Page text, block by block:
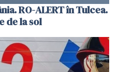
RO-ALERT în Tulcea.
de la sol